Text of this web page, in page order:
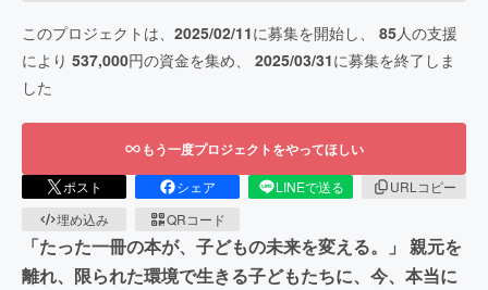
このプロジェクトは、 2025/02/11に募集を開始し、 85人の支援
により 537,000円の資金を集め、 2025/03/31に募集を終了しま
した
もう一度プロジェクトをやってほしい
ポスト シェア LINEで送る
URLコピー
埋め込み
QRコード
「たった一冊の本が、子どもの未来を変える。」 親元を
離れ、限られた環境で生きる子どもたちに、今、本当に